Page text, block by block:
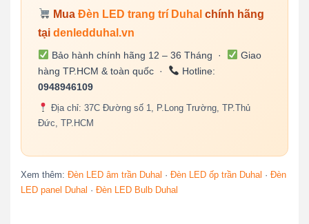
MuaĐèn LED trang trí Duhal chính hãng
tại denledduhal.vn
Bảo hành chính hãng 12 – 36 Tháng ·
Giao
hàng TP.HCM & toàn quốc ·
Hotline:
0948946109
Địa chỉ: 37C Đường số 1, P.Long Trường, TP.Thủ
Đức, TP.HCM
Xem thêm: Đèn LED âm trần Duhal · Đèn LED ốp trần Duhal · Đèn
LED panel Duhal · Đèn LED Bulb Duhal